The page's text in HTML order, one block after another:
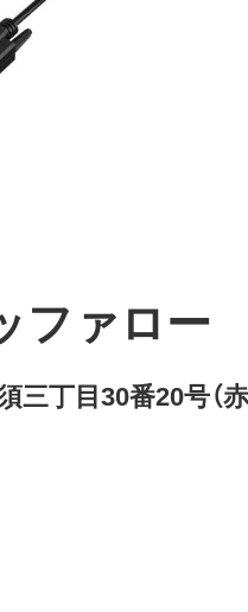
ファロー
丁目30番20号（